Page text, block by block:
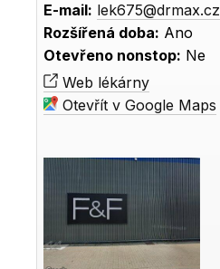
E-mail: lek675@drmax.cz
Rozšířená doba: Ano
Otevřeno nonstop: Ne
Web lékárny
Otevřít v Google Maps